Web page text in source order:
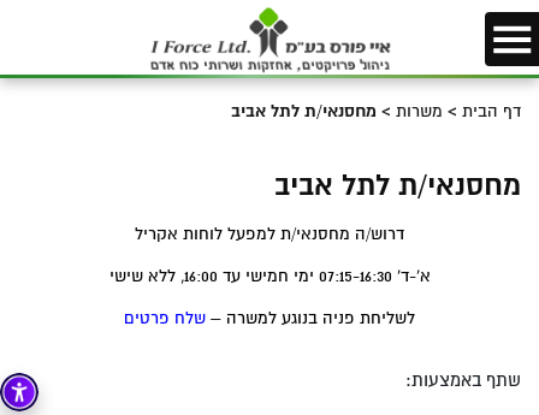
דף הבית > משרות > מחסנאי/ת לתל אביב
מחסנאי/ת לתל אביב
דרוש/ה מחסנאי/ת למפעל לוחות אקריל
א'-ד' 07:15-16:30 ימי חמישי עד 16:00, ללא שישי
לשליחת פניה בנוגע למשרה – שלח פרטים
שתף באמצעות: